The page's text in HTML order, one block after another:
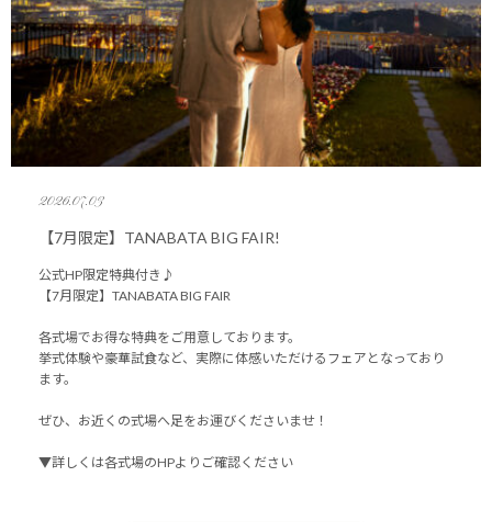
2026.07.03
【7月限定】TANABATA BIG FAIR!
公式HP限定特典付き♪
【7月限定】TANABATA BIG FAIR
各式場でお得な特典をご用意しております。
挙式体験や豪華試食など、実際に体感いただけるフェアとなっており
ます。
ぜひ、お近くの式場へ足をお運びくださいませ！
▼詳しくは各式場のHPよりご確認ください